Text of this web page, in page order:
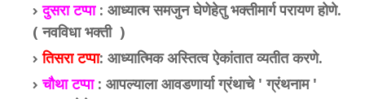
दुसरा टप्पा: आध्यात्म समजुन घेणेहेतु भक्तीमार्ग परायण होणे.
( नवविधा भक्ती )
तिसरा टप्पा: आध्यात्मिक अस्तित्व ऐकांतात व्यतीत करणे.
चौथा टप्पा: आपल्याला आवडणार्या ग्रंथाचे ' ग्रंथनाम '